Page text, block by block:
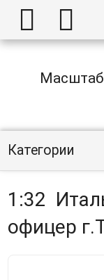
 
Категории
1:32
офицер